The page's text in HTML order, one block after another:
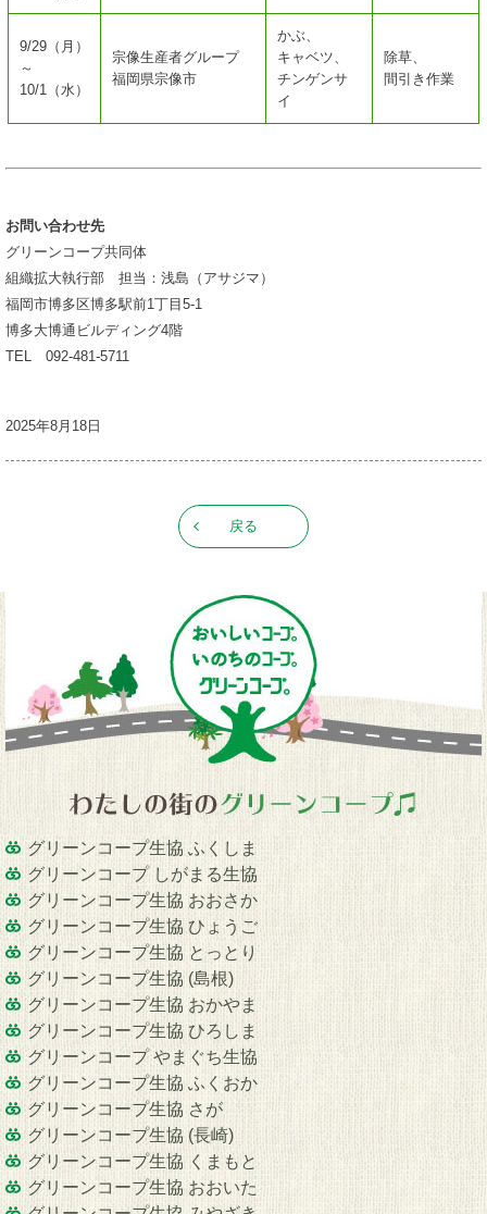
9/29（月）
～
10/1（水）
宗像生産者グループ
福岡県宗像市
かぶ、
キャベツ、
チンゲンサ
イ
除草、
間引き作業
お問い合わせ先
グリーンコープ共同体
組織拡大執行部 担当：浅島（アサジマ）
福岡市博多区博多駅前1丁目5-1
博多大博通ビルディング4階
TEL 092-481-5711
2025年8月18日
戻る
グリーンコープ生協 ふくしま
グリーンコープ しがまる生協
グリーンコープ生協 おおさか
グリーンコープ生協 ひょうご
グリーンコープ生協 とっとり
グリーンコープ生協 (島根)
グリーンコープ生協 おかやま
グリーンコープ生協 ひろしま
グリーンコープ やまぐち生協
グリーンコープ生協 ふくおか
グリーンコープ生協 さが
グリーンコープ生協 (長崎)
グリーンコープ生協 くまもと
グリーンコープ生協 おおいた